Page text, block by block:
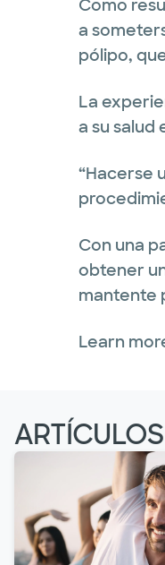
Como
a
pólipo,
La
a su salud
“Hacerse
Con una
obtener
mantente
Learn